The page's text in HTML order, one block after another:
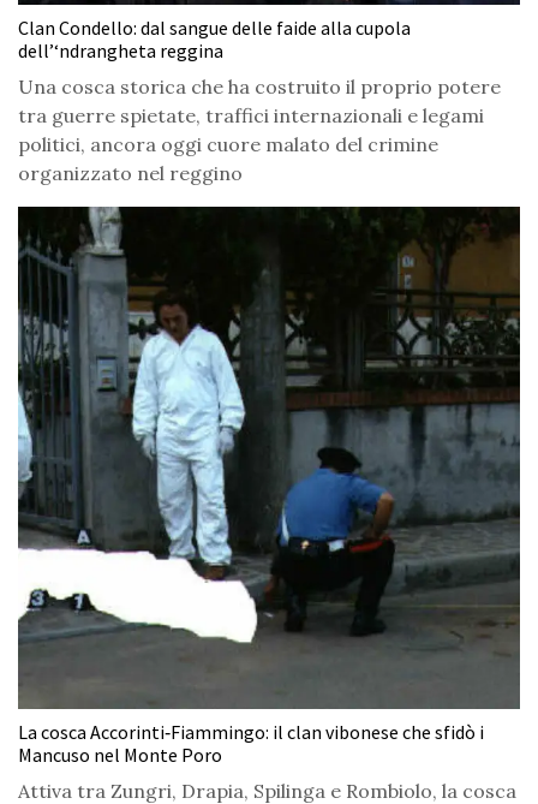
Clan Condello: dal sangue delle faide alla cupola
dell’‘ndrangheta reggina
Una cosca storica che ha costruito il proprio potere
tra guerre spietate, traffici internazionali e legami
politici, ancora oggi cuore malato del crimine
organizzato nel reggino
La cosca Accorinti‑Fiammingo: il clan vibonese che sfidò i
Mancuso nel Monte Poro
Attiva tra Zungri, Drapia, Spilinga e Rombiolo, la cosca